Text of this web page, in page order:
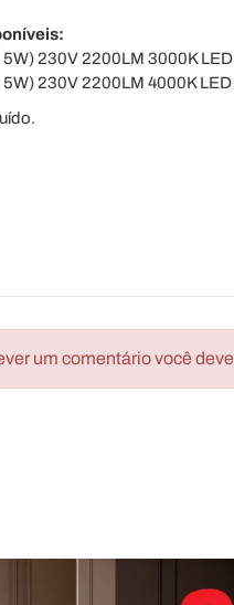
5W) 230V 2200LM 3000K LED
5W) 230V 2200LM 4000K LED
um comentário você